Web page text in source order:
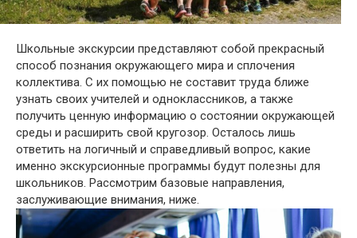
Школьные экскурсии представляют собой прекрасный
способ познания окружающего мира и сплочения
коллектива. С их помощью не составит труда ближе
узнать своих учителей и одноклассников, а также
получить ценную информацию о состоянии окружающей
среды и расширить свой кругозор. Осталось лишь
ответить на логичный и справедливый вопрос, какие
именно экскурсионные программы будут полезны для
школьников. Рассмотрим базовые направления,
заслуживающие внимания, ниже.